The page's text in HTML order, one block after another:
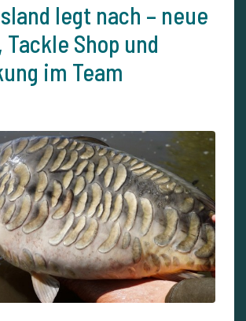
legt nach – neue
Tackle Shop und
im Team